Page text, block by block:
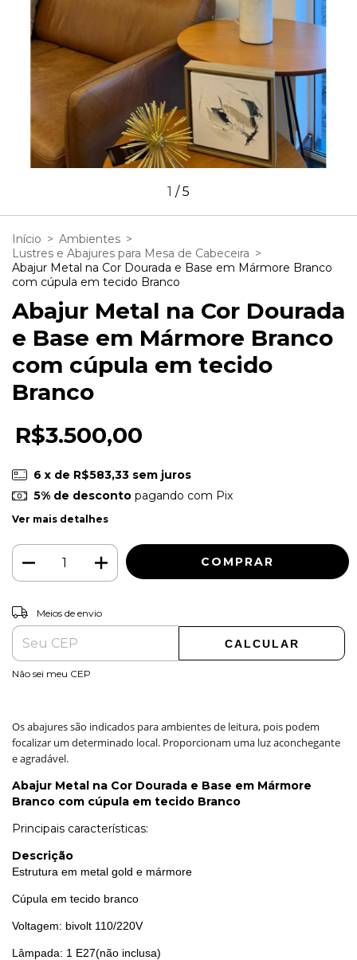
1 /5
Início > Ambientes >
Lustres e Abajures para Mesa de Cabeceira >
Abajur Metal na Cor Dourada e Base em Mármore Branco
com cúpula em tecido Branco
Abajur Metal na Cor Dourada
e Base em Mármore Branco
com cúpula em tecido
Branco
R$3.500,00
6 x de R$583,33 sem juros
5% de descontopagando com Pix
Ver mais detalhes
Entregas para o CEP:
Meios de envio
CALCULAR
Não sei meu CEP
Os abajures são indicados para ambientes de leitura, pois podem
focalizar um determinado local. Proporcionam uma luz aconchegante
e agradável.
Abajur Metal na Cor Dourada e Base em Mármore
Branco com cúpula em tecido Branco
Principais características:
Descrição
Estrutura em metal gold e mármore
Cúpula em tecido branco
Voltagem: bivolt 110/220V
Lâmpada: 1 E27(não inclusa)